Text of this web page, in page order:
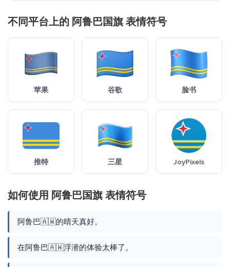
不同平台上的 阿鲁巴国旗 表情符号
苹果 谷歌 脸书
推特 三星 JoyPixels
如何使用 阿鲁巴国旗 表情符号
阿鲁巴🇦🇼的晴天真好。
在阿鲁巴🇦🇼浮潜的体验太棒了。